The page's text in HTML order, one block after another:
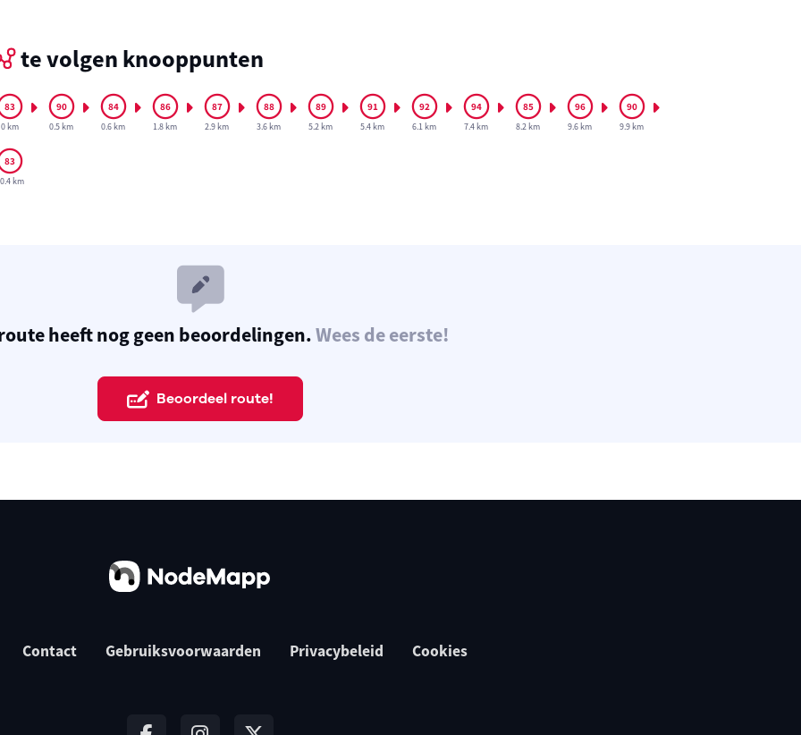
te volgen knooppunten
0 km 0.5 km 0.6 km 1.8 km 2.9 km 3.6 km 5.2 km 5.4 km 6.1 km 7.4 km 8.2 km 9.6 km 9.9 km
km
heeft nog geen beoordelingen.Wees de eerste!
Beoordeel route!
Contact Gebruiksvoorwaarden Privacybeleid Cookies